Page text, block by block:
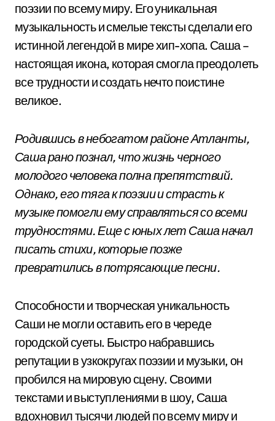
поэзии по всему миру. Его уникальная
музыкальность и смелые тексты сделали его
истинной легендой в мире хип-хопа. Саша –
настоящая икона, которая смогла преодолеть
все трудности и создать нечто поистине
великое.
Родившись в небогатом районе Атланты,
Саша рано познал, что жизнь черного
молодого человека полна препятствий.
Однако, его тяга к поэзии и страсть к
музыке помогли ему справляться со всеми
трудностями. Еще с юных лет Саша начал
писать стихи, которые позже
превратились в потрясающие песни.
Способности и творческая уникальность
Саши не могли оставить его в череде
городской суеты. Быстро набравшись
репутации в узкокругах поэзии и музыки, он
пробился на мировую сцену. Своими
текстами и выступлениями в шоу, Саша
вдохновил тысячи людей по всему миру и